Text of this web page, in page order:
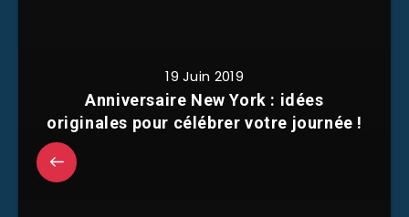
19 Juin 2019
Anniversaire New York : idées
originales pour célébrer votre journée !